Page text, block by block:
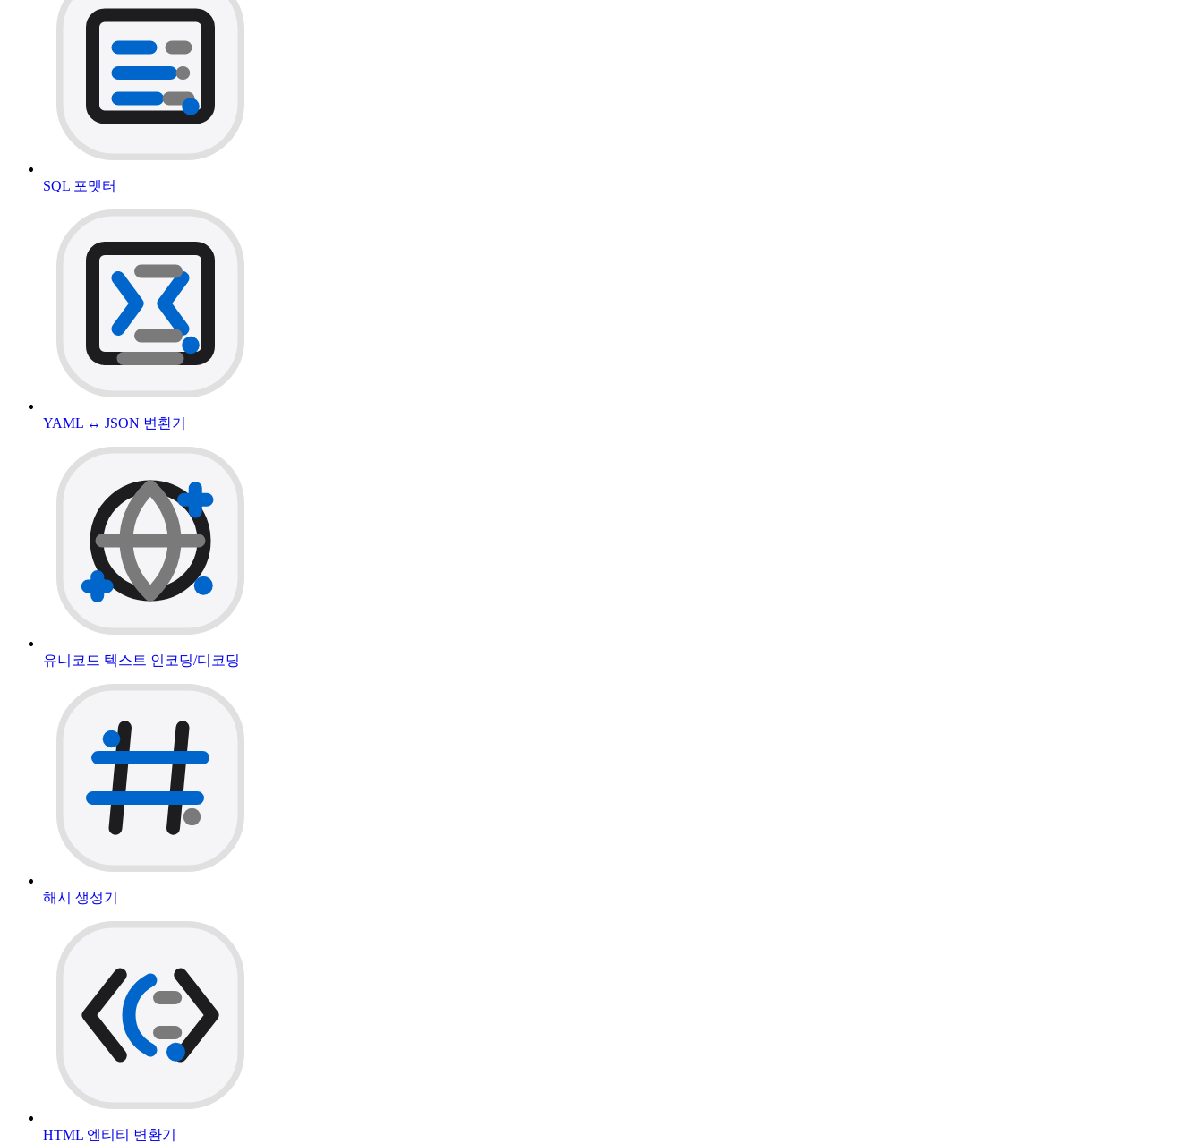
SQL 포맷터
YAML ↔ JSON 변환기
유니코드 텍스트 인코딩/디코딩
해시 생성기
HTML 엔티티 변환기